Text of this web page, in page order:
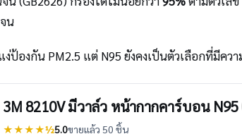
น
ป้องกัน PM2.5 แต่ N95 ยังคงเป็นตัวเลือกที่มีคว
3M 8210V มีวาล์ว หน้ากากคาร์บอน
★★★★½5.0ขายแล้ว 50 ชิ้น